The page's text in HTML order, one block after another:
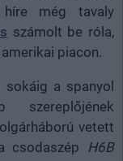
híre még tavaly
számolt be róla,
piacon.
sokáig a spanyol
szereplőjének
vetett
csodaszép H6B